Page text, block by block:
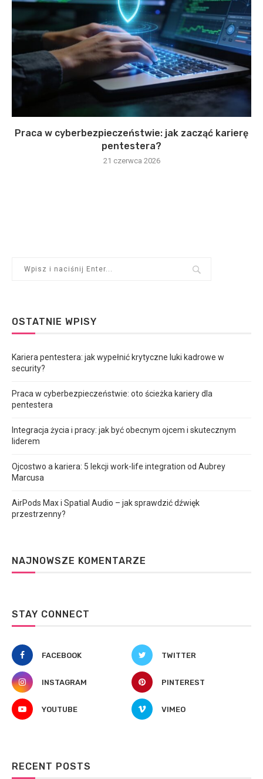
Praca w cyberbezpieczeństwie: jak zacząć karierę
pentestera?
21 czerwca 2026
OSTATNIE WPISY
Kariera pentestera: jak wypełnić krytyczne luki kadrowe w
security?
Praca w cyberbezpieczeństwie: oto ścieżka kariery dla
pentestera
Integracja życia i pracy: jak być obecnym ojcem i skutecznym
liderem
Ojcostwo a kariera: 5 lekcji work-life integration od Aubrey
Marcusa
AirPods Max i Spatial Audio – jak sprawdzić dźwięk
przestrzenny?
NAJNOWSZE KOMENTARZE
STAY CONNECT
FACEBOOK TWITTER
INSTAGRAM PINTEREST
YOUTUBE VIMEO
RECENT POSTS